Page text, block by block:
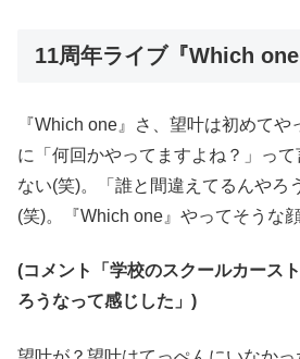
11周年ライブ『Which
『Which one』さ、望叶は初めて
に「何回かやってますよね？」っ
ない(笑)。「誰と間違えてるんやろ
(笑)。『Which one』やってそうな
(コメント「学校のスクールカース
ろうなって感じした」)